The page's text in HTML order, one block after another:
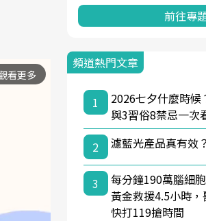
看更多
前往專
頻道熱門文章
1
2026七夕什麼時候
與3習俗8禁忌一次
2
濾藍光產品真有
3
每分鐘190萬腦細
黃金救援4.5小時
快打119搶時間